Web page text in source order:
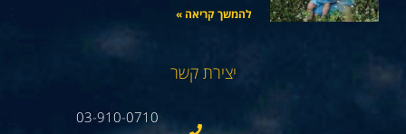
להמשך קריאה »
יצירת קשר
03-910-0710